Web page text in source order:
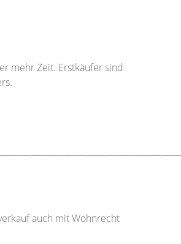
mehr Zeit. Erstkäufer sind
auch mit Wohnrecht